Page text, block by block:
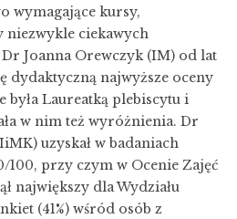
wymagające kursy,
niezwykle ciekawych
Joanna Orewczyk (IM) od lat
dydaktyczną najwyższe oceny
Laureatką plebiscytu i
w nim też wyróżnienia. Dr
uzyskał w badaniach
100, przy czym w Ocenie Zajęć
największy dla Wydziału
(41%) wśród osób z